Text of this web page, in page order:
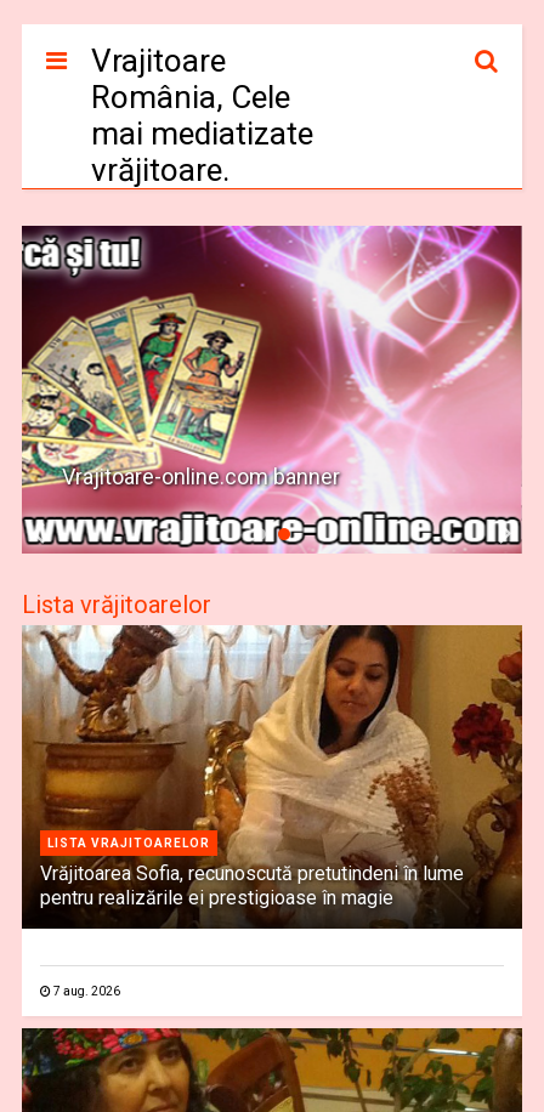
Vrajitoare
România, Cele
mai mediatizate
vrăjitoare.
Vrajitoare-online.com banner
Lista vrăjitoarelor
LISTA VRAJITOARELOR
Vrăjitoarea Sofia, recunoscută pretutindeni în lume
pentru realizările ei prestigioase în magie
7 aug. 2026